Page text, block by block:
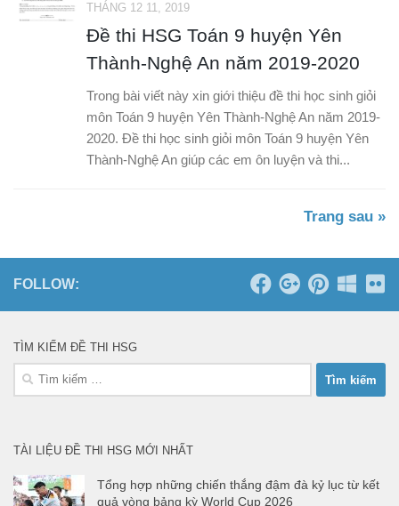
THÁNG 12 11, 2019
Đề thi HSG Toán 9 huyện Yên
Thành-Nghệ An năm 2019-2020
Trong bài viết này xin giới thiệu đề thi học sinh giỏi
môn Toán 9 huyện Yên Thành-Nghệ An năm 2019-
2020. Đề thi học sinh giỏi môn Toán 9 huyện Yên
Thành-Nghệ An giúp các em ôn luyện và thi...
Trang sau »
FOLLOW:
TÌM KIẾM ĐỀ THI HSG
Tìm
TÀI LIỆU ĐỀ THI HSG MỚI NHẤT
Tổng hợp những chiến thắng đậm đà kỷ lục từ kết
quả vòng bảng kỳ World Cup 2026